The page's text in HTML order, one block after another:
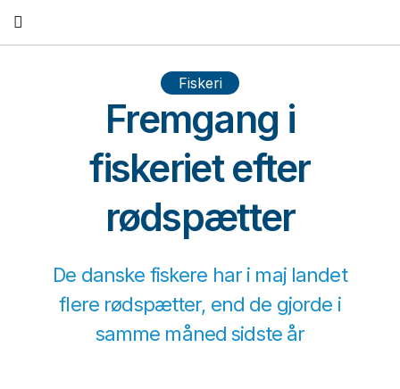
Fiskeri
Fremgang i
fiskeriet efter
rødspætter
De danske fiskere har i maj landet
flere rødspætter, end de gjorde i
samme måned sidste år